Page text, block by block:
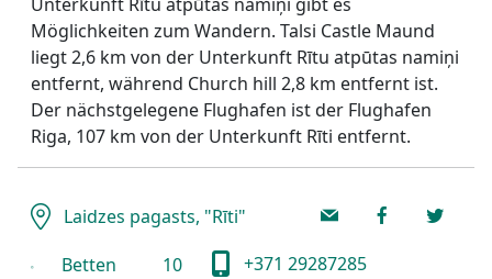
Möglichkeiten zum Wandern. Talsi Castle Maund
liegt 2,6 km von der Unterkunft Rītu atpūtas namiņi
entfernt, während Church hill 2,8 km entfernt ist.
Der nächstgelegene Flughafen ist der Flughafen
Riga, 107 km von der Unterkunft Rīti entfernt.
Laidzes pagasts, "Rīti"
Betten
10
+371 29287285